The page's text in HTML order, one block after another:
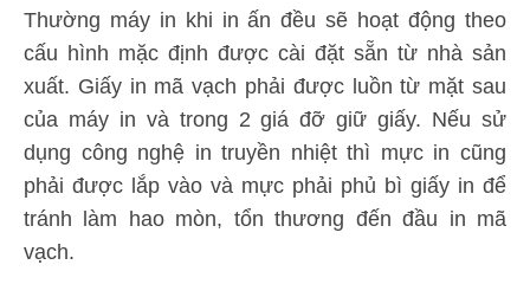
Thường máy in khi in ấn đều sẽ hoạt động theo
cấu hình mặc định được cài đặt sẵn từ nhà sản
xuất. Giấy in mã vạch phải được luồn từ mặt sau
của máy in và trong 2 giá đỡ giữ giấy. Nếu sử
dụng công nghệ in truyền nhiệt thì mực in cũng
phải được lắp vào và mực phải phủ bì giấy in để
tránh làm hao mòn, tổn thương đến đầu in mã
vạch.